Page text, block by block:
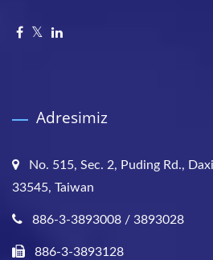
Adresimiz
No. 515, Sec. 2, Puding Rd.,
33545, Taiwan
886-3-3893008 / 3893028
886-3-3893128